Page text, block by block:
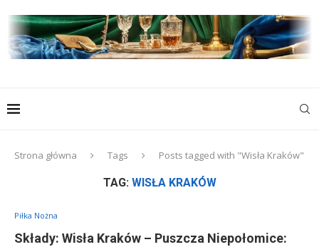
Strona główna Tags Posts tagged with "Wisła Kraków"
TAG: WISŁA KRAKÓW
Piłka Nożna
Składy: Wisła Kraków – Puszcza Niepołomice: